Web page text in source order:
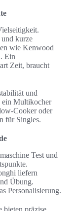
kurze
wie Kenwood
Ein
Zeit, braucht
und
ein Multikocher
Cooker oder
für Singles.
Test und
liefern
Übung.
Personalisierung.